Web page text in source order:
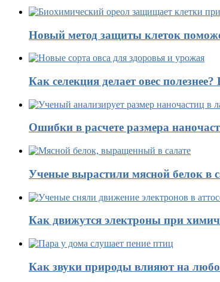
Новый метод защиты клеток
Как селекция делает овес
Ошибки в расчете размера
Ученые вырастили мясной белок в
Как движутся электроны при
Как звуки природы влияют на